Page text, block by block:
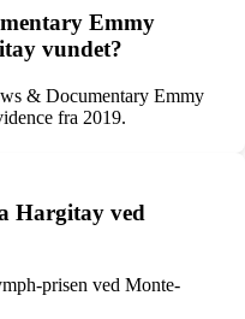
Emmy
vundet?
& Documentary Emmy
fra 2019.
Hargitay ved
prisen ved Monte-